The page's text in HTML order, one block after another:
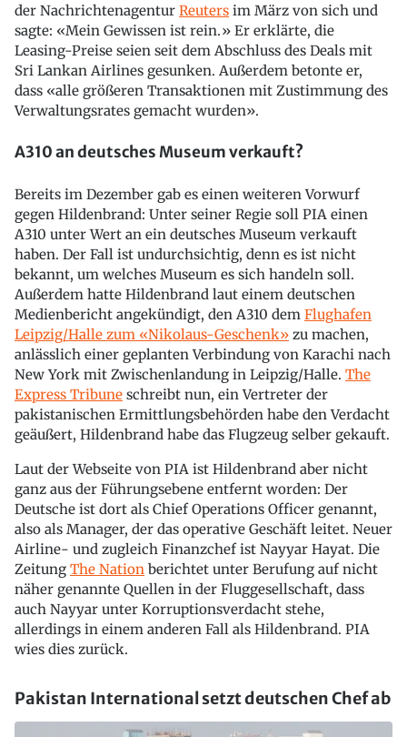
der Nachrichtenagentur Reuters im März von sich und
sagte: «Mein Gewissen ist rein.» Er erklärte, die
Leasing-Preise seien seit dem Abschluss des Deals mit
Sri Lankan Airlines gesunken. Außerdem betonte er,
dass «alle größeren Transaktionen mit Zustimmung des
Verwaltungsrates gemacht wurden».
A310 an deutsches Museum verkauft?
Bereits im Dezember gab es einen weiteren Vorwurf
gegen Hildenbrand: Unter seiner Regie soll PIA einen
A310 unter Wert an ein deutsches Museum verkauft
haben. Der Fall ist undurchsichtig, denn es ist nicht
bekannt, um welches Museum es sich handeln soll.
Außerdem hatte Hildenbrand laut einem deutschen
Medienbericht angekündigt, den A310 dem Flughafen
Leipzig/Halle zum «Nikolaus-Geschenk» zu machen,
anlässlich einer geplanten Verbindung von Karachi nach
New York mit Zwischenlandung in Leipzig/Halle. The
Express Tribune schreibt nun, ein Vertreter der
pakistanischen Ermittlungsbehörden habe den Verdacht
geäußert, Hildenbrand habe das Flugzeug selber gekauft.
Laut der Webseite von PIA ist Hildenbrand aber nicht
ganz aus der Führungsebene entfernt worden: Der
Deutsche ist dort als Chief Operations Officer genannt,
also als Manager, der das operative Geschäft leitet. Neuer
Airline- und zugleich Finanzchef ist Nayyar Hayat. Die
Zeitung The Nation berichtet unter Berufung auf nicht
näher genannte Quellen in der Fluggesellschaft, dass
auch Nayyar unter Korruptionsverdacht stehe,
allerdings in einem anderen Fall als Hildenbrand. PIA
wies dies zurück.
Pakistan International setzt deutschen Chef ab